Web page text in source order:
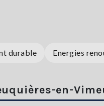
durable Energies
en-